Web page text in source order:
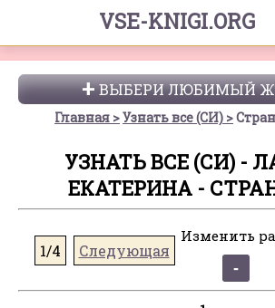
VSE-KNIGI.ORG
ВЫБЕРИ ЛЮБИМЫЙ
Главная Узнать все (СИ)
УЗНАТЬ ВСЕ (СИ) -
ЕКАТЕРИНА -
1/4 Следующая
Изменить